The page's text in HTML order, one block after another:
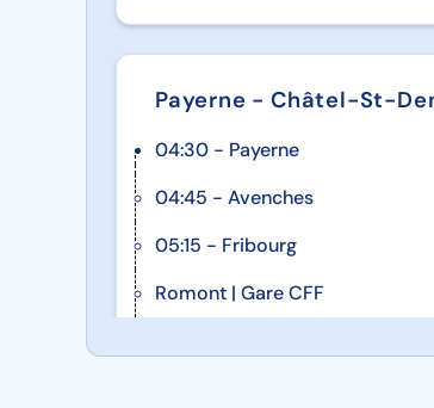
un tour
de
arrêt sur
l’une
îles de la
Payerne - Châtel-St-
04:30 - Payerne
04:45 - Avenches
05:15 - Fribourg
Romont | Gare CFF